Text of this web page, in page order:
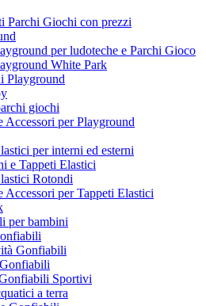
Parchi Giochi con prezzi
per ludoteche e Parchi Gioco
White Park
Playground
giochi
Accessori per Playground
per interni ed esterni
e Tappeti Elastici
Rotondi
Accessori per Tappeti Elastici
per bambini
Gonfiabili
Sportivi
a terra